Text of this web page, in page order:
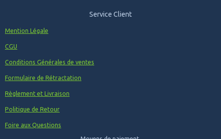
Service Client
Mention Légale
CGU
Conditions Générales de ventes
Formulaire de Rétractation
Règlement et Livraison
Politique de Retour
Foire aux Questions